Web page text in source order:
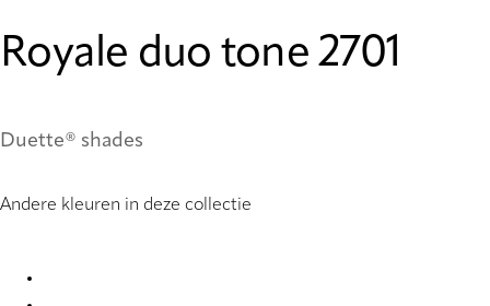
Royale duo tone 2701
Duette® shades
Andere kleuren in deze collectie